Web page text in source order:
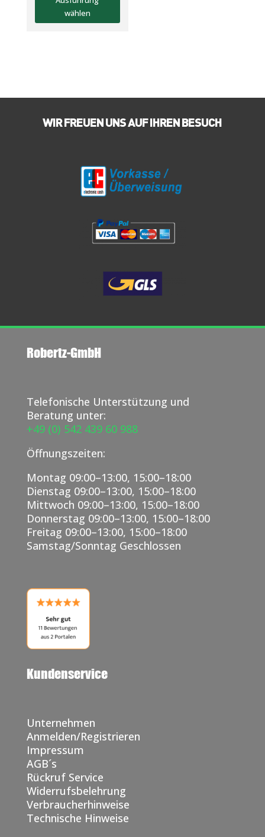
wählen
weist
Optionen
auf
gewählt
werden
WIR FREUEN UNS AUF IHREN BESUCH
Robertz-GmbH
Telefonische Unterstützung und
Beratung unter:
+49 (0) 542 439 60 988
Öffnungszeiten:
Montag 09:00–13:00, 15:00–18:00
Dienstag 09:00–13:00, 15:00–18:00
Mittwoch 09:00–13:00, 15:00–18:00
Donnerstag 09:00–13:00, 15:00–18:00
Freitag 09:00–13:00, 15:00–18:00
Samstag/Sonntag Geschlossen
Kundenservice
Unternehmen
Anmelden/Registrieren
Impressum
AGB´s
Rückruf Service
Widerrufsbelehrung
Verbraucherhinweise
Technische Hinweise